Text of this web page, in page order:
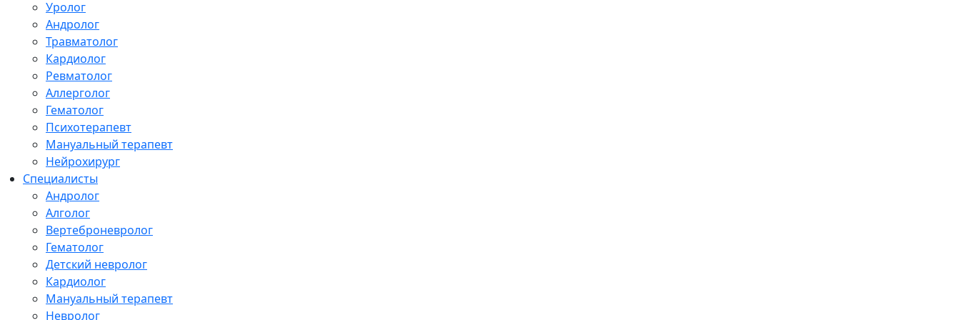
Уролог
Андролог
Травматолог
Кардиолог
Ревматолог
Аллерголог
Гематолог
Психотерапевт
Мануальный терапевт
Нейрохирург
Специалисты
Андролог
Алголог
Вертеброневролог
Гематолог
Детский невролог
Кардиолог
Мануальный терапевт
Невролог